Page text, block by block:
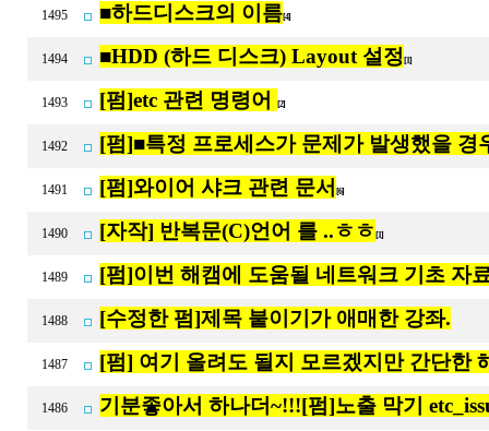
1495 ■하드디스크의 이름[4]
1494 ■HDD (하드 디스크) Layout 설정 [1]
1493 [펌]etc 관련 명령어 [2]
1492 [펌]■특정 프로세스가 문제가 발생했을 경
1491 [펌]와이어 샤크 관련 문서 [6]
1490 [자작] 반복문(C)언어 를 ..ㅎㅎ [1]
1489 [펌]이번 해캠에 도움될 네트워크 기초 자
1488 [수정한 펌]제목 붙이기가 애매한 강좌.
1487 [펌] 여기 올려도 될지 모르겠지만 간단한
1486 기분좋아서 하나더~!!![펌]노출 막기